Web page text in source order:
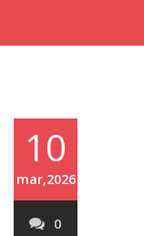
10
mar,2026
0